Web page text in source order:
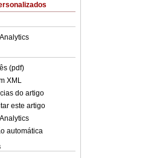
(pdf)
XML
do artigo
este artigo
automática